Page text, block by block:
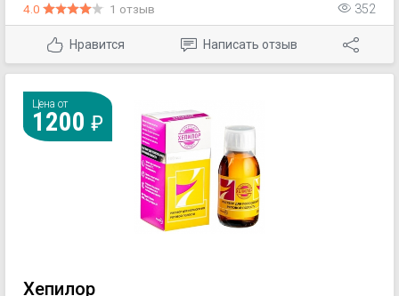
удаления зубов.
4.0 1 отзыв 352
Нравится Написать отзыв
Цена от
1200
Хепилор